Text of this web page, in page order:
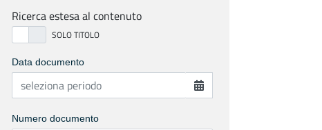
Ricerca estesa al contenuto
Data documento
Numero documento